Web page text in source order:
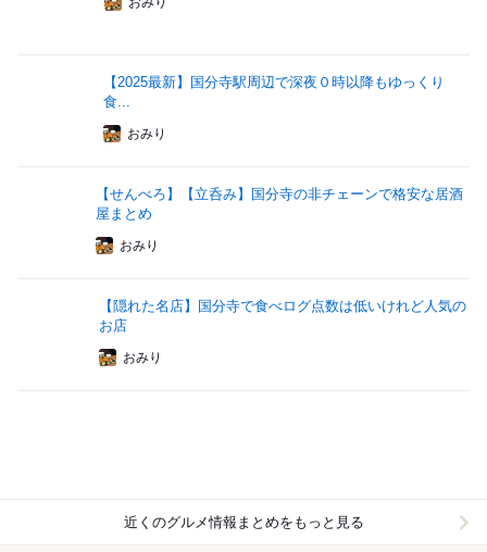
【2025最新】国分寺駅周辺で深夜０時以降もゆっくり
食...
おみり
【せんべろ】【立呑み】国分寺の非チェーンで格安な居酒
屋まとめ
おみり
【隠れた名店】国分寺で食べログ点数は低いけれど人気の
お店
おみり
近くのグルメ情報まとめをもっと見る